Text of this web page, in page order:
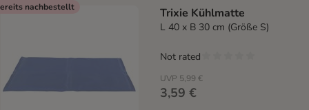
nachbestellt Trixie Kühlmatte
L 40 x B 30 cm (Größe S)
UVP 5,99 €
3,59 €
Not rated